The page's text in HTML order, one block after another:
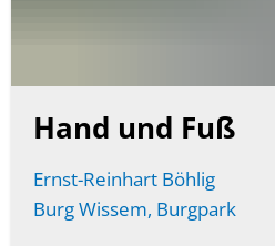
Hand und Fuß
Ernst-Reinhart Böhlig
Burg Wissem, Burgpark